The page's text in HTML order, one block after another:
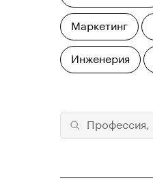
Маркетинг
Инженерия